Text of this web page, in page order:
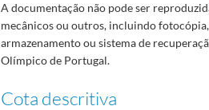
A documentação não pode ser
mecânicos ou outros, incluindo
armazenamento ou sistema de
Olímpico de Portugal.
Cota descritiva